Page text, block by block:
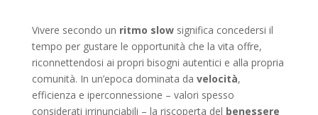
Vivere secondo un ritmo slowsignifica concedersi il
tempo per gustare le opportunità che la vita offre,
riconnettendosi ai propri bisogni autentici e alla propria
comunità. In un’epoca dominata da velocità,
efficienza e iperconnessione – valori spesso
considerati irrinunciabili – la riscoperta del benessere